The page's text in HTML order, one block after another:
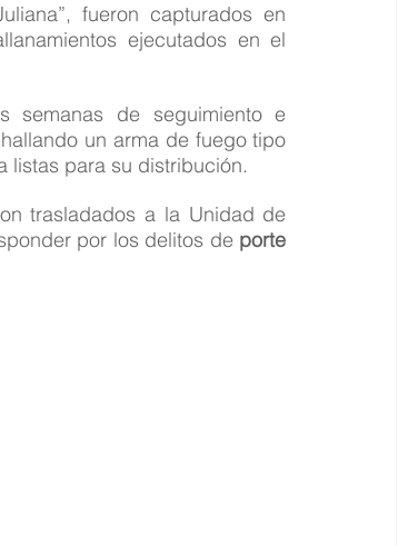
fueron capturados en
ejecutados en el
semanas de seguimiento e
un arma de fuego tipo
listas para su distribución.
trasladados a la Unidad de
por los delitos de porte